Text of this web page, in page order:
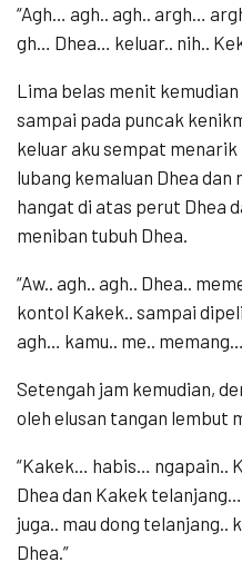
“Agh… agh.. agh.. argh…
gh… Dhea… keluar.. nih..
Lima belas menit
sampai pada puncak
keluar aku sempat
lubang kemaluan Dhea
hangat di atas perut Dhea
meniban tubuh Dhea.
“Aw.. agh.. agh.. Dhea..
kontol Kakek.. sampai
agh… kamu.. me..
Setengah jam kemudian,
oleh elusan tangan lembut
“Kakek… habis… ngapain..
Dhea dan Kakek
juga.. mau dong telanjang..
Dhea.”